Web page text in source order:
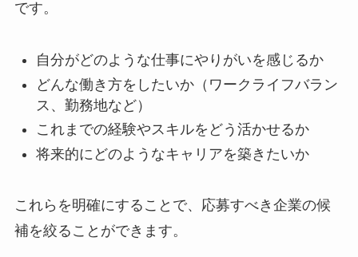
です。
自分がどのような仕事にやりがいを感じるか
どんな働き方をしたいか（ワークライフバラン
ス、勤務地など）
これまでの経験やスキルをどう活かせるか
将来的にどのようなキャリアを築きたいか
これらを明確にすることで、応募すべき企業の候
補を絞ることができます。